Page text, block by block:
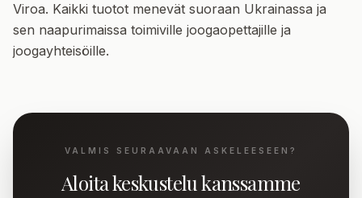
Viroa. Kaikki tuotot menevät suoraan Ukrainassa ja
sen naapurimaissa toimiville joogaopettajille ja
joogayhteisöille.
VALMIS SEURAAVAAN ASKELEESEEN?
Aloita keskustelu kanssamme